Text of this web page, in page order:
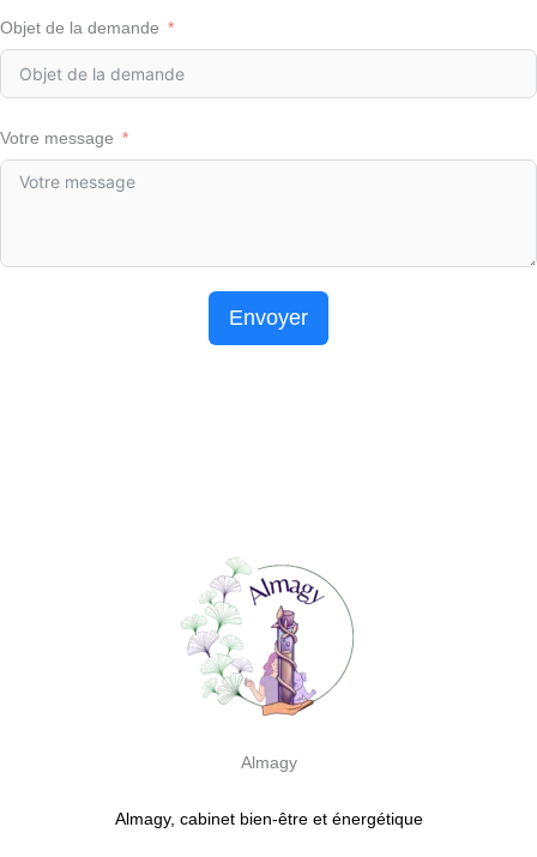
Objet de la demande
Votre message
Envoyer
Almagy
Almagy, cabinet bien-être et énergétique